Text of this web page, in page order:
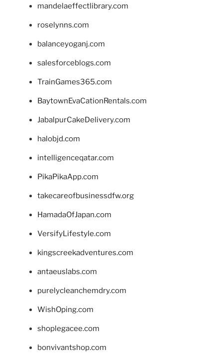
mandelaeffectlibrary.com
roselynns.com
balanceyoganj.com
salesforceblogs.com
TrainGames365.com
BaytownEvaCationRentals.com
JabalpurCakeDelivery.com
halobjd.com
intelligenceqatar.com
PikaPikaApp.com
takecareofbusinessdfw.org
HamadaOfJapan.com
VersifyLifestyle.com
kingscreekadventures.com
antaeuslabs.com
purelycleanchemdry.com
WishOping.com
shoplegacee.com
bonvivantshop.com